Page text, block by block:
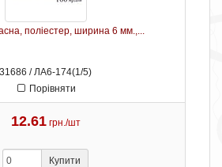
поліестер, ширина 6 мм.,...
31686 / ЛА6-174(1/5)
Порівняти
12.61 грн./шт
Купити